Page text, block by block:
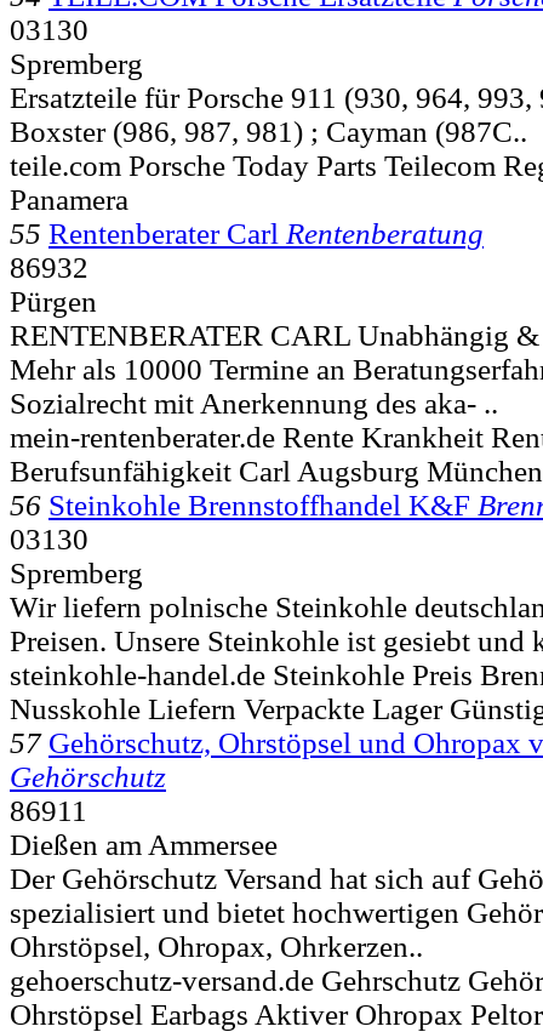
03130
Spremberg
Ersatzteile für Porsche 911 (930, 964,
Boxster (986, 987, 981) ; Cayman (987C..
teile.com Porsche Today Parts Teilecom
Panamera
55 Rentenberater Carl Rentenberatung
86932
Pürgen
RENTENBERATER CARL Unabhängig
Mehr als 10000 Termine an
Sozialrecht mit Anerkennung des aka- ..
mein-rentenberater.de Rente Krankheit
Berufsunfähigkeit Carl Augsburg
56 Steinkohle Brennstoffhandel K&F
03130
Spremberg
Wir liefern polnische Steinkohle
Preisen. Unsere Steinkohle ist gesiebt und
steinkohle-handel.de Steinkohle Preis
Nusskohle Liefern Verpackte Lager
57 Gehörschutz, Ohrstöpsel und Ohropax
Gehörschutz
86911
Dießen am Ammersee
Der Gehörschutz Versand hat sich auf
spezialisiert und bietet hochwertigen
Ohrstöpsel, Ohropax, Ohrkerzen..
gehoerschutz-versand.de Gehrschutz
Ohrstöpsel Earbags Aktiver Ohropax Peltor